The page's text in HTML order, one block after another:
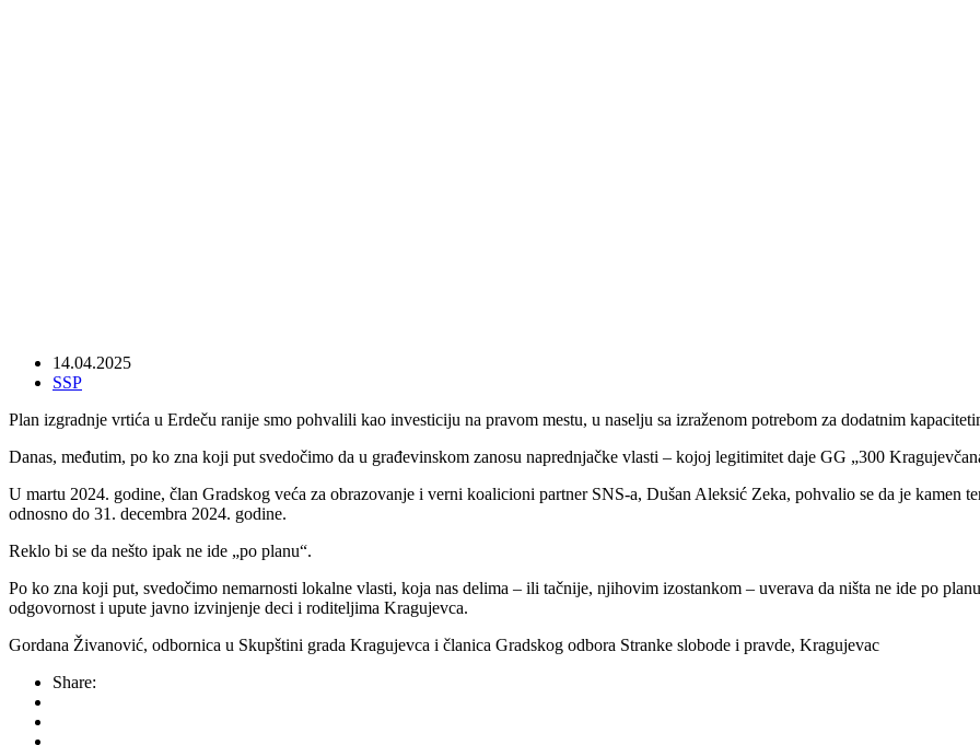
14.04.2025
SSP
Plan izgradnje vrtića u Erdeču ranije smo pohvalili kao investiciju na pravom mestu, u naselju sa izraženom potrebom za dodatnim
Danas, međutim, po ko zna koji put svedočimo da u građevinskom zanosu naprednjačke vlasti – kojoj legitimitet daje GG „300
U martu 2024. godine, član Gradskog veća za obrazovanje i verni koalicioni partner SNS-a, Dušan Aleksić Zeka, pohvalio se da je kamen
odnosno do 31. decembra 2024. godine.
Reklo bi se da nešto ipak ne ide „po planu“.
Po ko zna koji put, svedočimo nemarnosti lokalne vlasti, koja nas delima – ili tačnije, njihovim izostankom – uverava da ništa ne ide po
odgovornost i upute javno izvinjenje deci i roditeljima Kragujevca.
Gordana Živanović, odbornica u Skupštini grada Kragujevca i članica Gradskog odbora Stranke slobode i pravde, Kragujevac
Share: